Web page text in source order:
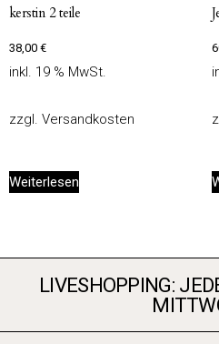
kerstin 2 teile
38,00 €
inkl. 19 % MwSt.
zzgl. Versandkosten
Weiterlesen
LIVESHOPPING: